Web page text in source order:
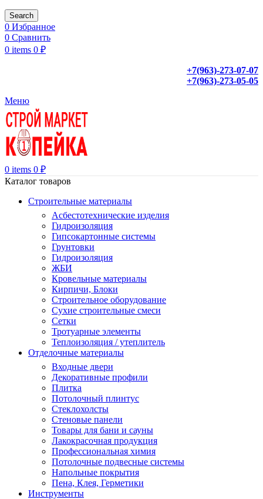
Search
0 Избранное
0 Сравнить
0 items 0 ₽
+7(963)-273-07-07
+7(963)-273-05-05
Меню
0 items 0 ₽
Каталог товаров
Строительные материалы
Асбестотехнические изделия
Гидроизоляция
Гипсокартонные системы
Грунтовки
Гидроизоляция
ЖБИ
Кровельные материалы
Кирпичи, Блоки
Строительное оборудование
Сухие строительные смеси
Сетки
Тротуарные элементы
Теплоизоляция / утеплитель
Отделочные материалы
Входные двери
Декоративные профили
Плитка
Потолочный плинтус
Стеклохолсты
Стеновые панели
Товары для бани и сауны
Лакокрасочная продукция
Профессиональная химия
Потолочные подвесные системы
Напольные покрытия
Пена, Клея, Герметики
Инструменты